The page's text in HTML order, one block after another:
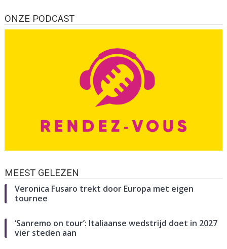
ONZE PODCAST
MEEST GELEZEN
Veronica Fusaro trekt door Europa met eigen
tournee
‘Sanremo on tour’: Italiaanse wedstrijd doet in 2027
vier steden aan